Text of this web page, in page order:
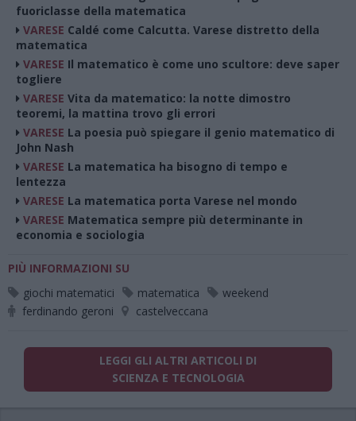
fuoriclasse della matematica
VARESE Caldé come Calcutta. Varese distretto della
matematica
VARESE Il matematico è come uno scultore: deve saper
togliere
VARESE Vita da matematico: la notte dimostro
teoremi, la mattina trovo gli errori
VARESE La poesia può spiegare il genio matematico di
John Nash
VARESE La matematica ha bisogno di tempo e
lentezza
VARESE La matematica porta Varese nel mondo
VARESE Matematica sempre più determinante in
economia e sociologia
PIÙ INFORMAZIONI SU
giochi matematici
matematica
weekend
ferdinando geroni
castelveccana
LEGGI GLI ALTRI ARTICOLI DI
SCIENZA E TECNOLOGIA